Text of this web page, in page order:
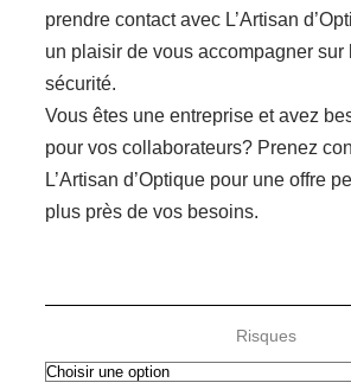
prendre contact avec L’Artisan
un plaisir de vous accompagner sur
sécurité.
Vous êtes une entreprise et avez
pour vos collaborateurs? Prenez
L’Artisan d’Optique pour une offre
plus près de vos besoins.
Risques